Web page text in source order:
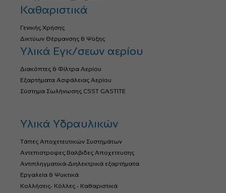
Καθαριστικά
Γενικής Χρήσης
Δικτύων Θέρμανσης & Ψύξης
Υλικά Εγκ/σεων αερίου
Διακόπτες & Φίλτρα Αερίου
Εξαρτήματα Ασφάλειας Αερίου
Σύστημα Σωλήνωσης CSST GASTITE
Υλικά Υδραυλικών
Τάπες Αποχετευτικών Συστημάτων
Αντεπιστροφες Βαλβιδες Αποχετευσης
Αντιπληγματικά-Διηλεκτρικά εξαρτήματα
Εργαλεία & Ψυκτικά
Κολλήσεις- Κόλλες - Καθαριστικά